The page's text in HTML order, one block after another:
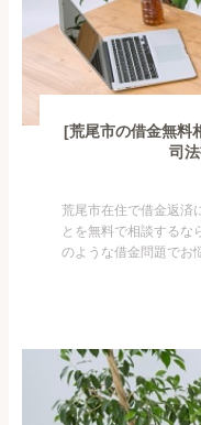
[荒尾市の借金無料
司
荒尾市在住で借金返済
とを無料で相談するな
のような借金問題でお
られたくない・借金の
がありま...